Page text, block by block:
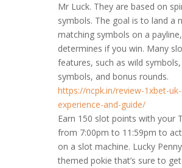
Mr Luck. They are based on
symbols. The goal is to land a
matching symbols on a
determines if you win. Many
features, such as wild
symbols, and bonus rounds.
https://ncpk.in/review-1xbet-
experience-and-guide/
Earn 150 slot points with your
from 7:00pm to 11:59pm to
on a slot machine. Lucky
themed pokie that’s sure to